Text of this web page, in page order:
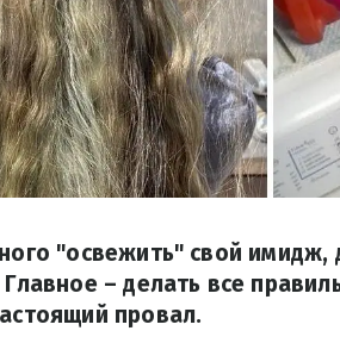
"освежить" свой
– делать все
провал.